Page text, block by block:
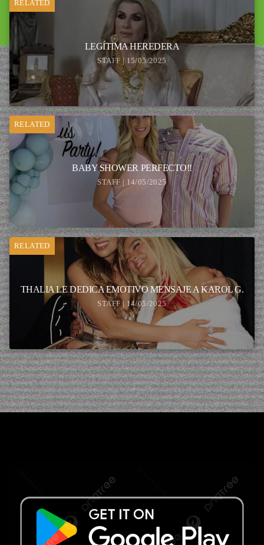
RELATED
LEGÍTIMA HEREDERA
STAFF | 15/05/2025
RELATED
BABY SHOWER PERFECTO!!
STAFF | 14/05/2025
RELATED
THALIA LE DEDICA EMOTIVO MENSAJE A KAROL G.
STAFF | 14/05/2025